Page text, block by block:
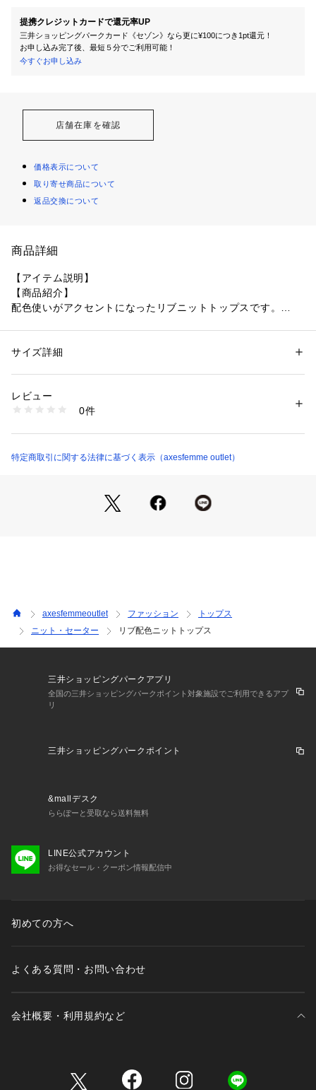
提携クレジットカードで還元率UP
三井ショッピングパークカード《セゾン》なら更に¥100につき1pt還元！
お申し込み完了後、最短５分でご利用可能！
今すぐお申し込み
店舗在庫を確認
価格表示について
取り寄せ商品について
返品交換について
商品詳細
【アイテム説明】
【商品紹介】
配色使いがアクセントになったリブニットトップスです。
ポイント的に取り入れた襟ぐり＆袖の配色が効いたモードなデ
雰囲気を演出します。
勿論、インナーとして合わせるのも◎。
性別：レディース
素材：:ポリエステル50%、 :レーヨン50%
商品番号：
KM131X22 （ショップ）
サイズ詳細
レビュー
0件
特定商取引に関する法律に基づく表示（axesfemme outlet）
axesfemmeoutlet ファッション
トップス
ニット・セーター
リブ配色ニットトップス
三井ショッピングパークアプリ
全国の三井ショッピングパークポイント対象施設でご利用できるアプ
リ
三井ショッピングパークポイント
&mallデスク
ららぽーと受取なら送料無料
LINE公式アカウント
お得なセール・クーポン情報配信中
初めての方へ
よくある質問・お問い合わせ
会社概要・利用規約など